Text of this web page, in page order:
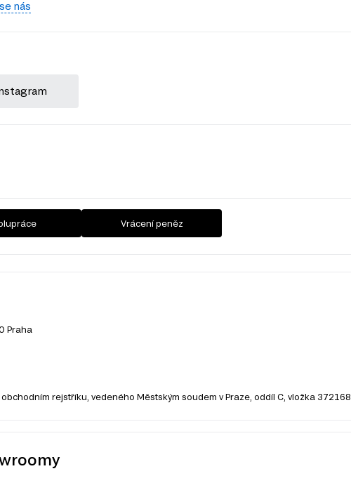
nás
Vrácení peněz
Praha
rejstříku, vedeného Městským soudem v Praze, oddíl C, vložka 372168.